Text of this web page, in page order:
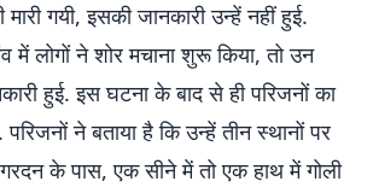
गयी, इसकी जानकारी उन्हें नहीं हुई.
लोगों ने शोर मचाना शुरू किया, तो उन
हुई. इस घटना के बाद से ही परिजनों का
परिजनों ने बताया है कि उन्हें तीन स्थानों पर
गरदन के पास, एक सीने में तो एक हाथ में गोली